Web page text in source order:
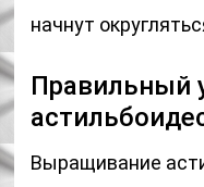
начнут
Правильный
Выращивание